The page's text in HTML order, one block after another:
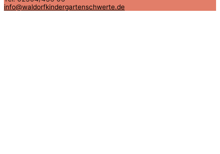
info@waldorfkindergartenschwerte.de